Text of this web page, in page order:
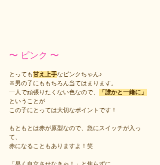
〜 ピンク 〜
とっても甘え上手なピンクちゃん♪
※男の子にももちろん当てはまります。
一人で頑張りたくない色なので、
「誰かと一緒に」
ということが
この子にとっては大切なポイントです！
もともとは赤が原型なので、急にスイッチが入っ
て、
赤になることもありますよ！笑